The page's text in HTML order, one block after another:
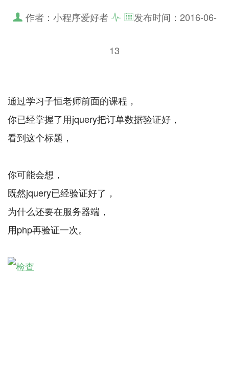
作者：小程序爱好者 发布时间： 2016-06-
13
通过学习子恒老师前面的课程，
你已经掌握了用jquery把订单数据验证好，
看到这个标题，
你可能会想，
既然jquery已经验证好了，
为什么还要在服务器端，
用php再验证一次。